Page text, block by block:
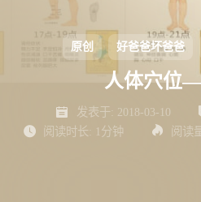
H 返回首页
L 友链页面
原创 好爸爸坏爸爸
人体穴位
发表于: 2018-03-10
阅读时长: 1分钟 阅读